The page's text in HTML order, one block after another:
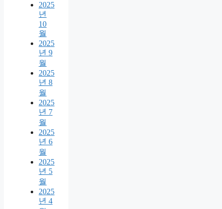
2025
년
10
월
2025
년 9
월
2025
년 8
월
2025
년 7
월
2025
년 6
월
2025
년 5
월
2025
년 4